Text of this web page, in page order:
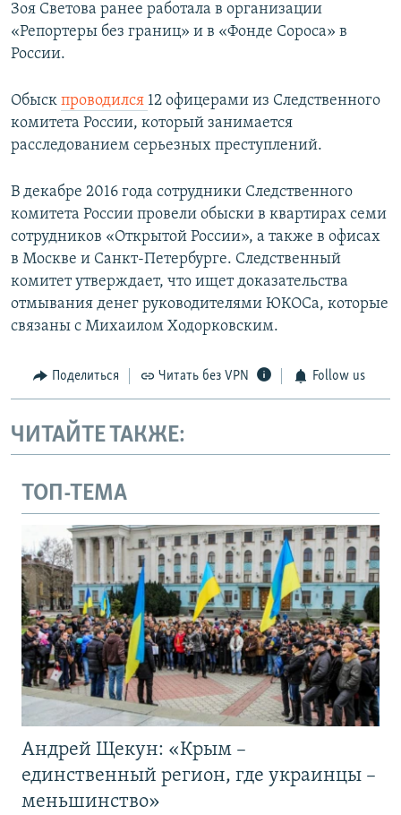
Зоя Светова ранее работала в организации
«Репортеры без границ» и в «Фонде Сороса» в
России.
Обыск проводился 12 офицерами из Следственного
комитета России, который занимается
расследованием серьезных преступлений.
В декабре 2016 года сотрудники Следственного
комитета России провели обыски в квартирах семи
сотрудников «Открытой России», а также в офисах
в Москве и Санкт-Петербурге. Следственный
комитет утверждает, что ищет доказательства
отмывания денег руководителями ЮКОСа, которые
связаны с Михаилом Ходорковским.
Поделиться Читать без VPN Follow us
ЧИТАЙТЕ ТАКЖЕ:
ТОП-ТЕМА
Андрей Щекун: «Крым –
единственный регион, где украинцы –
меньшинство»